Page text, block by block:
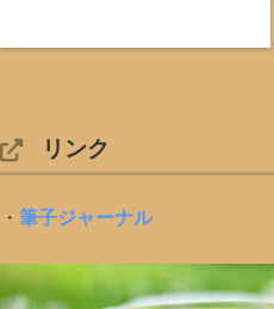
リンク
・ 筆子ジャーナル